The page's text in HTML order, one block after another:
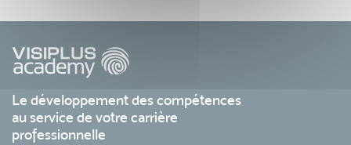
Le développement des compétences
au service de votre carrière
professionnelle